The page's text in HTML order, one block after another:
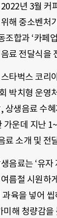
년 3월 커
해 중소벤처
조합과 ‘카페
료 전달식을
타벅스 코리
박치형 운영
상생음료 수
가운데 지난
료 소개 및 전
음료는 ‘유자
름철 시원하
육을 넣어
미해 청량감을